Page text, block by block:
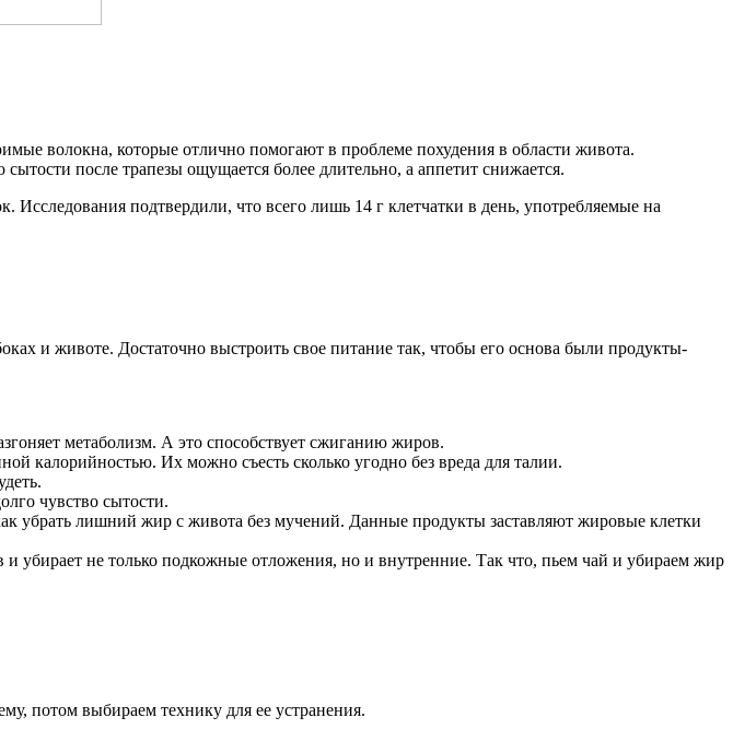
волокна, которые отлично помогают в проблеме похудения в области живота.
после трапезы ощущается более длительно, а аппетит снижается.
подтвердили, что всего лишь 14 г клетчатки в день, употребляемые на
и животе. Достаточно выстроить свое питание так, чтобы его основа были продукты-
метаболизм. А это способствует сжиганию жиров.
калорийностью. Их можно съесть сколько угодно без вреда для талии.
чувство сытости.
убрать лишний жир с живота без мучений. Данные продукты заставляют жировые клетки
убирает не только подкожные отложения, но и внутренние. Так что, пьем чай и убираем жир
потом выбираем технику для ее устранения.